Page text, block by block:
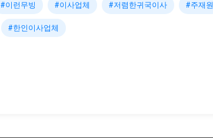
#이런무빙 #이사업체 #저렴한귀국이사 #주재원
#한인이사업체